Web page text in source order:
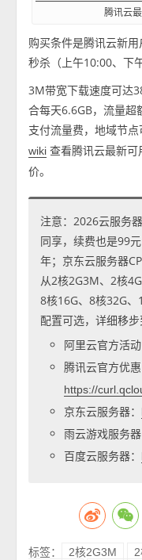
腾讯云
购买条件是腾讯云新
秒杀（上午10:00、下
3M带宽下载速度可达
合每天6.6GB，流量超
支付流量费，地域节
wiki 查看腾讯云最新
价。
注意：2026云服务
同享，续费也是99
年；京东云服务器
从2核2G3M、2核
8核16G、8核32G、
配置可选，详细移步
阿里云官方活动
腾讯云官方优惠
https://
京东云服务器：
雨云游戏服务器
百度云服务器：
标签： 2核2G3M